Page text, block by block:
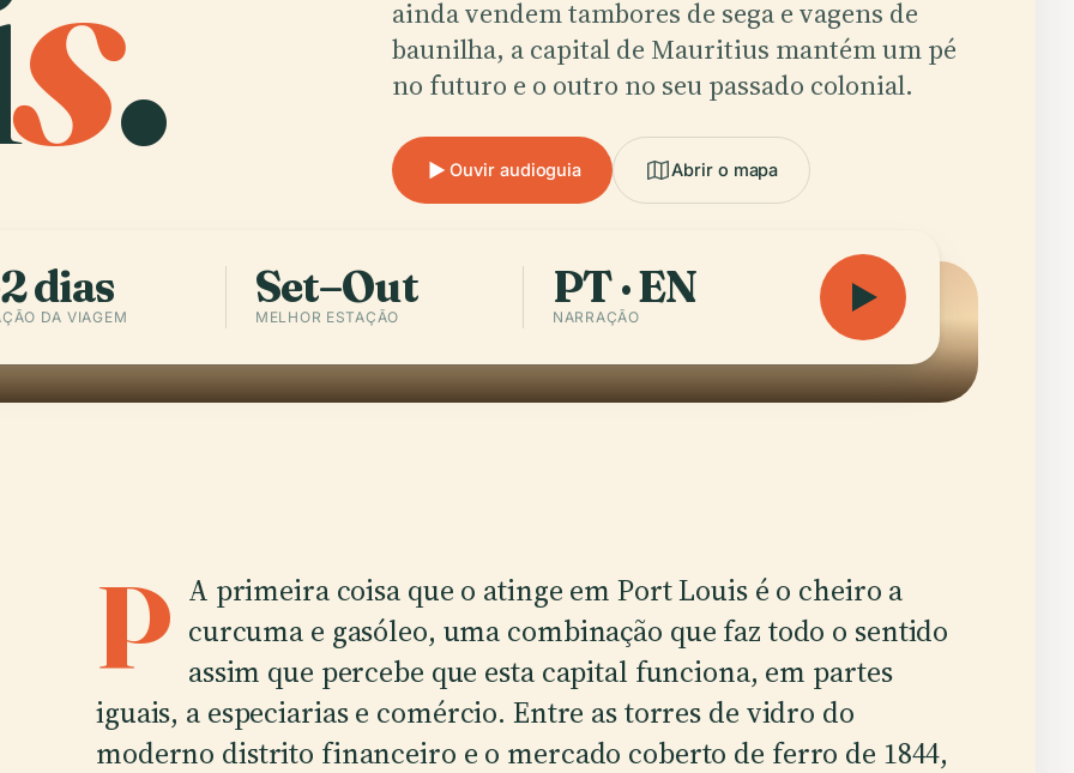
ainda vendem tambores de sega e vagens de
baunilha, a capital de Mauritius mantém um pé
no futuro e o outro no seu passado colonial.
Ouvir audioguia Abrir o mapa
dias
DA VIAGEM
Set–Out
MELHOR ESTAÇÃO
PT · EN
NARRAÇÃO
P A primeira coisa que o atinge em Port Louis é o cheiro a
curcuma e gasóleo, uma combinação que faz todo o sentido
assim que percebe que esta capital funciona, em partes
iguais, a especiarias e comércio. Entre as torres de vidro do
moderno distrito financeiro e o mercado coberto de ferro de 1844,